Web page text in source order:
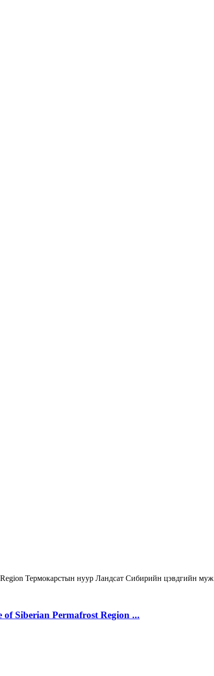
Термокарстын нуур Ландсат Сибирийн цэвдгийн муж
Siberian Permafrost Region ...